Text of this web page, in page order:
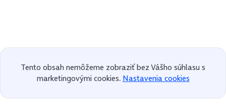
Tento obsah nemôžeme zobraziť bez Vášho súhlasu s
marketingovými cookies. Nastavenia cookies